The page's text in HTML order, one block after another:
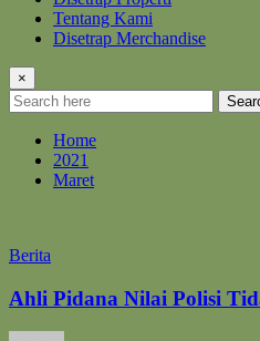
Tentang Kami
Disetrap Merchandise
×
Home
2021
Maret
Berita
Ahli Pidana Nilai Polisi